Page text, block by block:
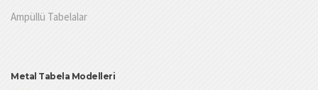
Ampüllü Tabelalar
Metal Tabela Modelleri